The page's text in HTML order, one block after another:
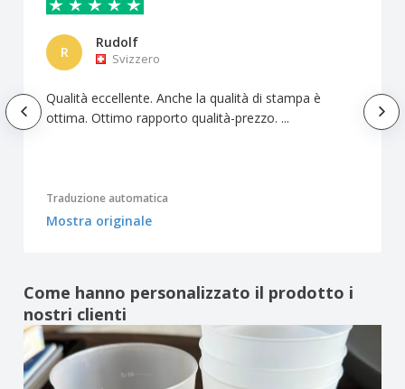
R
Rudolf
Svizzero
Qualità eccellente. Anche la qualità di stampa è
ottima. Ottimo rapporto qualità-prezzo. ...
Traduzione automatica
Mostra originale
Come hanno personalizzato il prodotto i
nostri clienti